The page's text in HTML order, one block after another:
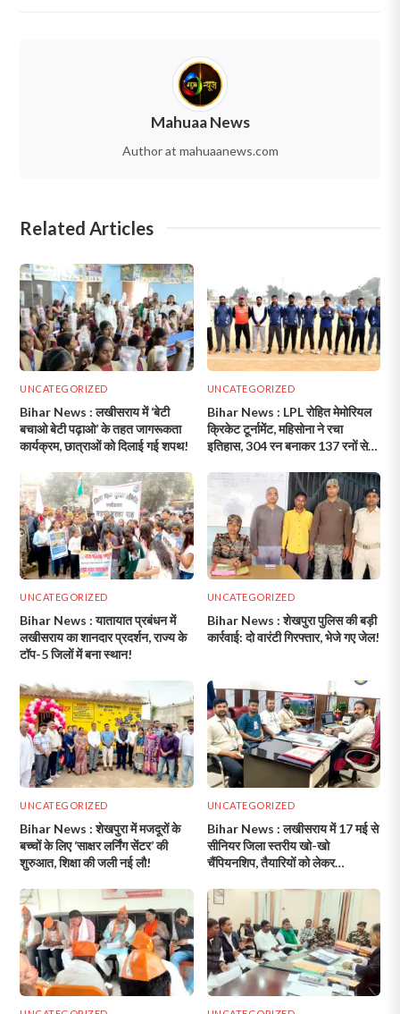
Mahuaa News
Author at mahuaanews.com
Related Articles
UNCATEGORIZED
Bihar News : लखीसराय में ‘बेटी
बचाओ बेटी पढ़ाओ’ के तहत जागरूकता
कार्यक्रम, छात्राओं को दिलाई गई शपथ!
UNCATEGORIZED
Bihar News : LPL रोहित मेमोरियल
क्रिकेट टूर्नामेंट, महिसोना ने रचा
इतिहास, 304 रन बनाकर 137 रनों से
UNCATEGORIZED
Bihar News : यातायात प्रबंधन में
लखीसराय का शानदार प्रदर्शन, राज्य के
टॉप-5 जिलों में बना स्थान!
UNCATEGORIZED
Bihar News : शेखपुरा पुलिस की बड़ी
कार्रवाई: दो वारंटी गिरफ्तार, भेजे गए जेल!
UNCATEGORIZED
Bihar News : शेखपुरा में मजदूरों के
बच्चों के लिए ‘साक्षर लर्निंग सेंटर’ की
शुरुआत, शिक्षा की जली नई लौ!
UNCATEGORIZED
Bihar News : लखीसराय में 17 मई से
सीनियर जिला स्तरीय खो-खो
चैंपियनशिप, तैयारियों को लेकर